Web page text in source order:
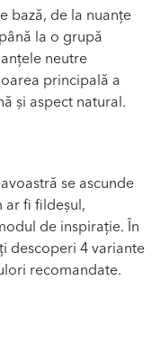
bază, de la nuanțe
la o grupă
neutre
principală a
și aspect natural.
se ascunde
fi fildeșul,
de inspirație. În
descoperi 4 variante
recomandate.